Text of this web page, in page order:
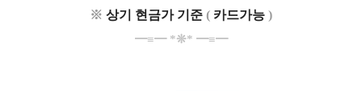
※ 상기 현금가 기준 ( 카드가능 )
━≡━ *❊* ━≡━